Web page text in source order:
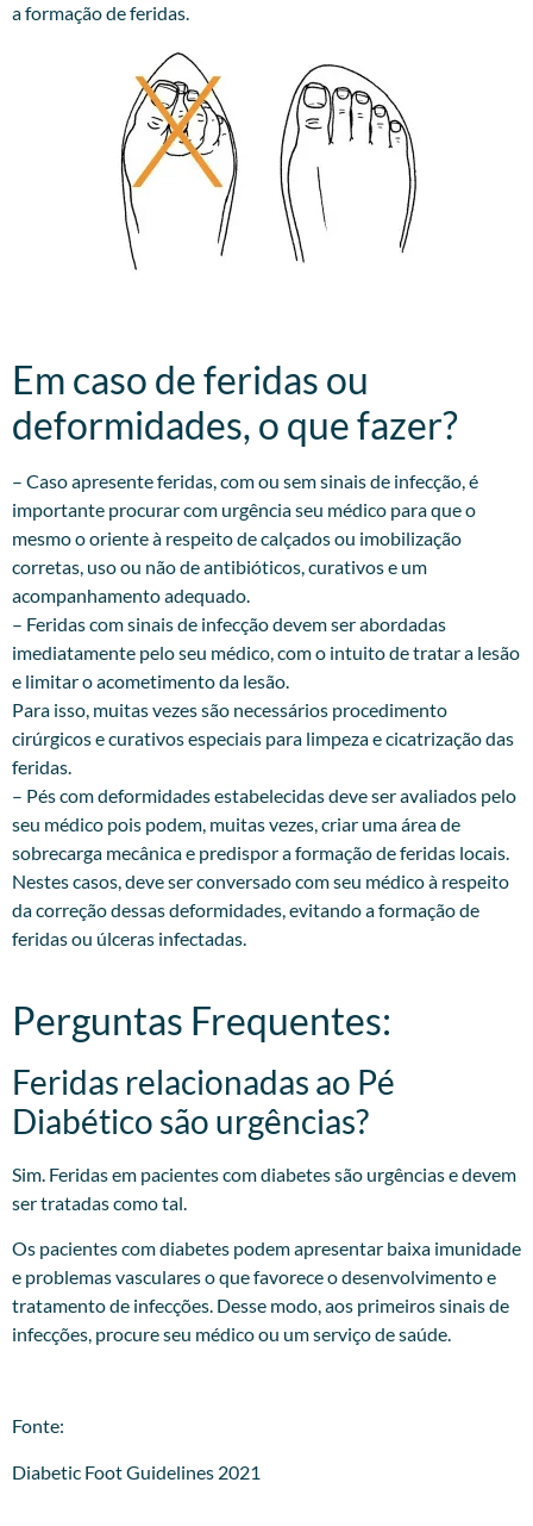
a formação de feridas.
Em caso de feridas ou
deformidades, o que fazer?​
– Caso apresente feridas, com ou sem sinais de infecção, é
importante procurar com urgência seu médico para que o
mesmo o oriente à respeito de calçados ou imobilização
corretas, uso ou não de antibióticos, curativos e um
acompanhamento adequado.
– Feridas com sinais de infecção devem ser abordadas
imediatamente pelo seu médico, com o intuito de tratar a lesão
e limitar o acometimento da lesão.
Para isso, muitas vezes são necessários procedimento
cirúrgicos e curativos especiais para limpeza e cicatrização das
feridas.
– Pés com deformidades estabelecidas deve ser avaliados pelo
seu médico pois podem, muitas vezes, criar uma área de
sobrecarga mecânica e predispor a formação de feridas locais.
Nestes casos, deve ser conversado com seu médico à respeito
da correção dessas deformidades, evitando a formação de
feridas ou úlceras infectadas.
Perguntas Frequentes:
Feridas relacionadas ao Pé
Diabético são urgências?
Sim. Feridas em pacientes com diabetes são urgências e devem
ser tratadas como tal.
Os pacientes com diabetes podem apresentar baixa imunidade
e problemas vasculares o que favorece o desenvolvimento e
tratamento de infecções. Desse modo, aos primeiros sinais de
infecções, procure seu médico ou um serviço de saúde.
Fonte:
Diabetic Foot Guidelines 2021